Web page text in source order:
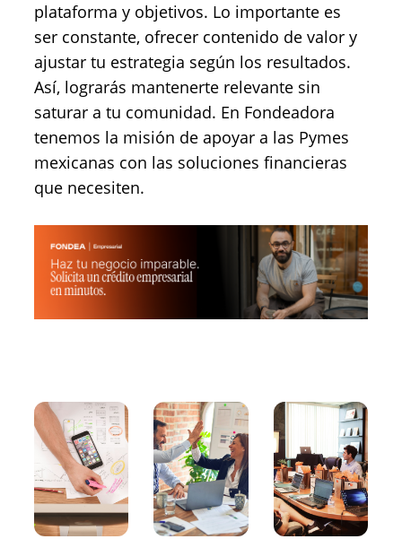
plataforma y objetivos. Lo importante es
ser constante, ofrecer contenido de valor y
ajustar tu estrategia según los resultados.
Así, lograrás mantenerte relevante sin
saturar a tu comunidad. En Fondeadora
tenemos la misión de apoyar a las Pymes
mexicanas con las soluciones financieras
que necesiten.